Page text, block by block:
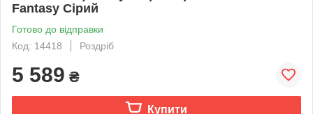
Fantasy Сірий
Готово до відправки
Код: 14418
Роздріб
5 589 ₴
Купити